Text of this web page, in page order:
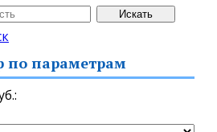
по параметрам
: